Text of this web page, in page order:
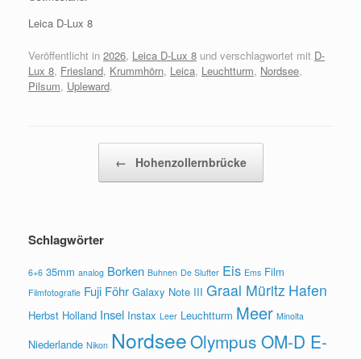
Leica D-Lux 8
Veröffentlicht in 2026, Leica D-Lux 8 und verschlagwortet mit D-
Lux 8, Friesland, Krummhörn, Leica, Leuchtturm, Nordsee,
Pilsum, Upleward.
← Hohenzollernbrücke
Schlagwörter
6+6 35mm analog Borken Buhnen De Slufter Eis Ems Film
Filmfotografie Fuji Föhr Galaxy Note III Graal Müritz Hafen
Herbst Holland Insel Instax Leer Leuchtturm Meer Minolta
Niederlande Nikon NordseeOlympus OM-D E-